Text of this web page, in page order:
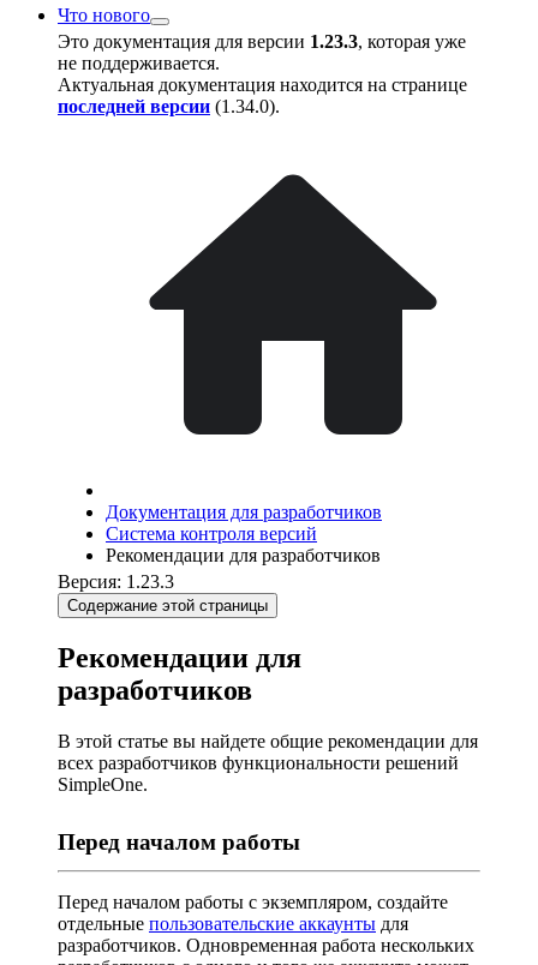
Что нового
Это документация для версии 1.23.3, которая уже
не поддерживается.
Актуальная документация находится на странице
последней версии (1.34.0).
Документация для разработчиков
Система контроля версий
Рекомендации для разработчиков
Версия: 1.23.3
Содержание этой страницы
Рекомендации для
разработчиков
В этой статье вы найдете общие рекомендации для
всех разработчиков функциональности решений
SimpleOne.
Перед началом работы
Перед началом работы с экземпляром, создайте
отдельные пользовательские аккаунты для
разработчиков. Одновременная работа нескольких